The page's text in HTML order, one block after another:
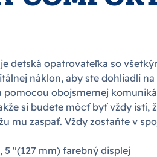
detská opatrovateľka so
náklon, aby ste dohliadli
pomocou obojsmernej
si budete môcť byť vždy istí,
mu zaspať. Vždy zostaňte v
"(127 mm) farebný displej